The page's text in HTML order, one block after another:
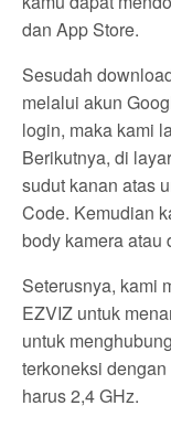
dan App Store.
Sesudah
melalui akun
login, maka kami
Berikutnya, di
sudut kanan atas
Code. Kemudian
body kamera atau
Seterusnya, kami
EZVIZ untuk
untuk
terkoneksi
harus 2,4 GHz.